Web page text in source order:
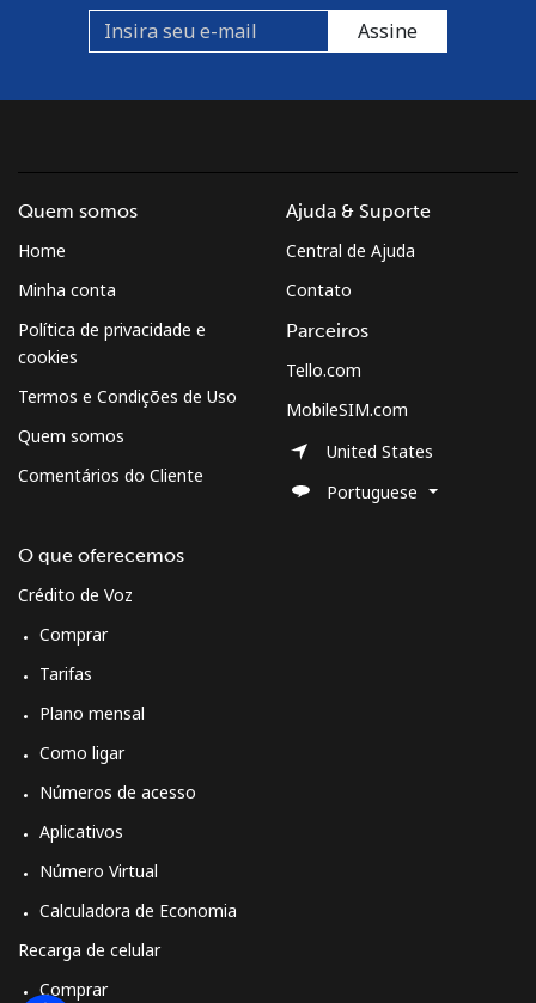
Assine
Quem somos
Home
Minha conta
Política de privacidade e
cookies
Termos e Condições de Uso
Quem somos
Comentários do Cliente
O que oferecemos
Crédito de Voz
Comprar
Tarifas
Plano mensal
Como ligar
Números de acesso
Aplicativos
Número Virtual
Calculadora de Economia
Recarga de celular
Comprar
Ajuda & Suporte
Central de Ajuda
Contato
Parceiros
Tello.com
MobileSIM.com
United States
Portuguese